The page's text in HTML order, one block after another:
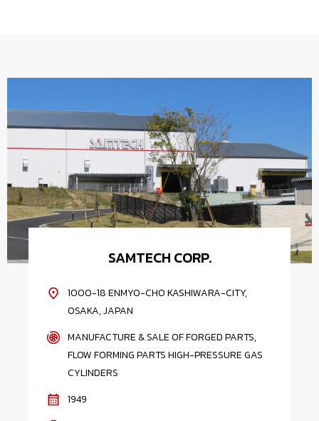
SAMTECH CORP.
1000-18 ENMYO-CHO KASHIWARA-CITY,
OSAKA, JAPAN
MANUFACTURE & SALE OF FORGED PARTS,
FLOW FORMING PARTS HIGH-PRESSURE GAS
CYLINDERS
1949